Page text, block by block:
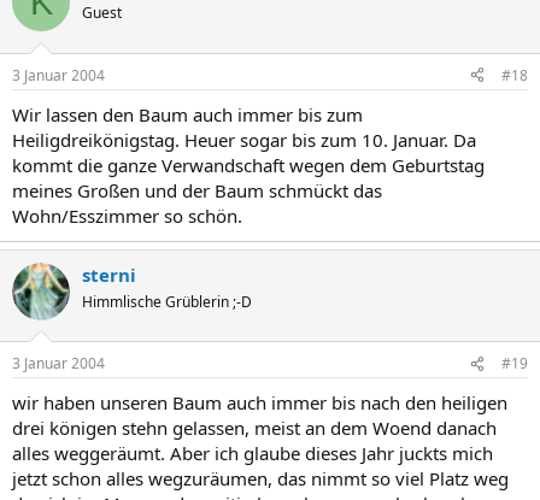
Guest
3 Januar 2004 #18
Wir lassen den Baum auch immer bis zum
Heiligdreikönigstag. Heuer sogar bis zum 10. Januar. Da
kommt die ganze Verwandschaft wegen dem Geburtstag
meines Großen und der Baum schmückt das
Wohn/Esszimmer so schön.
sterni
Himmlische Grüblerin ;-D
3 Januar 2004 #19
wir haben unseren Baum auch immer bis nach den heiligen
drei königen stehn gelassen, meist an dem Woend danach
alles weggeräumt. Aber ich glaube dieses Jahr juckts mich
jetzt schon alles wegzuräumen, das nimmt so viel Platz weg